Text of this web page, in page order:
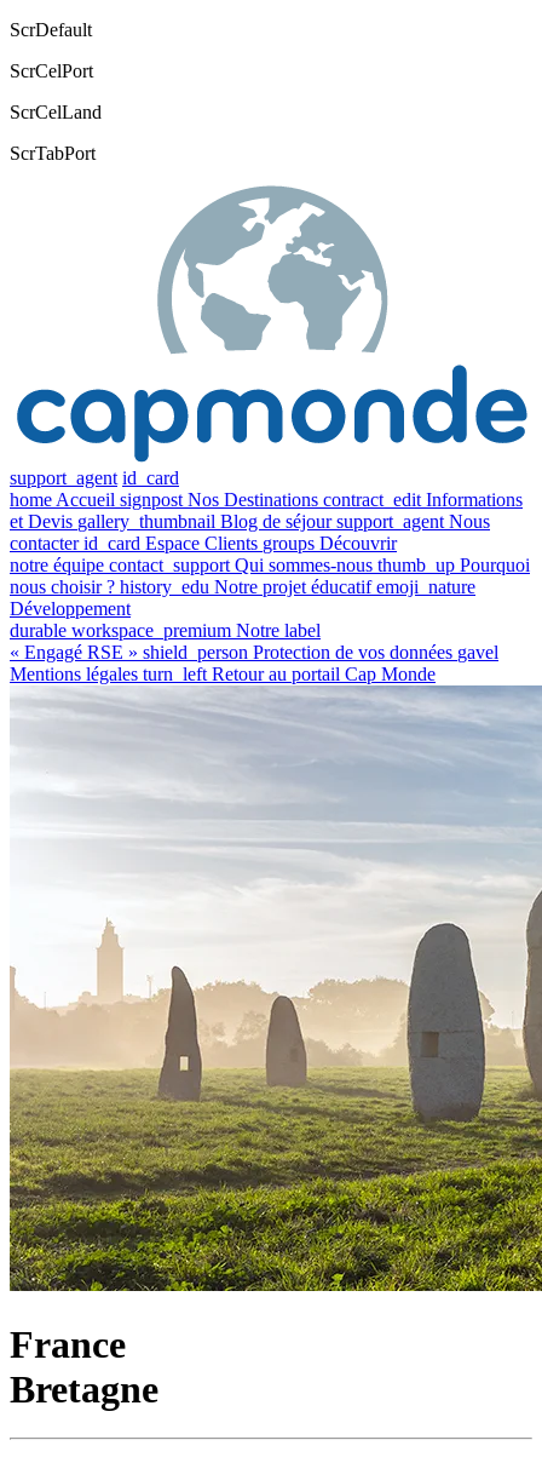
ScrDefault
ScrCelPort
ScrCelLand
ScrTabPort
support_agent id_card
homeAccueil signpost Nos Destinations contract_edit Informations
et Devis gallery_thumbnail Blog de séjour support_agent Nous
contacter id_card Espace Clients groups Découvrir
notre équipe contact_support Qui sommes-nous thumb_up Pourquoi
nous choisir ? history_edu Notre projet éducatif emoji_nature
Développement
durable workspace_premium Notre label
« Engagé RSE » shield_person Protection de vos données gavel
Mentions légales turn_left Retour au portail Cap Monde
France
Bretagne